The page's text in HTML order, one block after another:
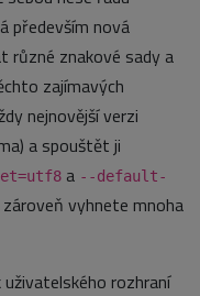
především nová
různé znakové sady a
zajímavých
nejnovější verzi
a spouštět ji
a --default-
vyhnete mnoha
rozhraní